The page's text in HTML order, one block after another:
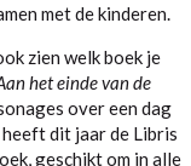
met de kinderen.
zien welk boek je
het einde van de
over een dag
dit jaar de Libris
geschikt om in alle